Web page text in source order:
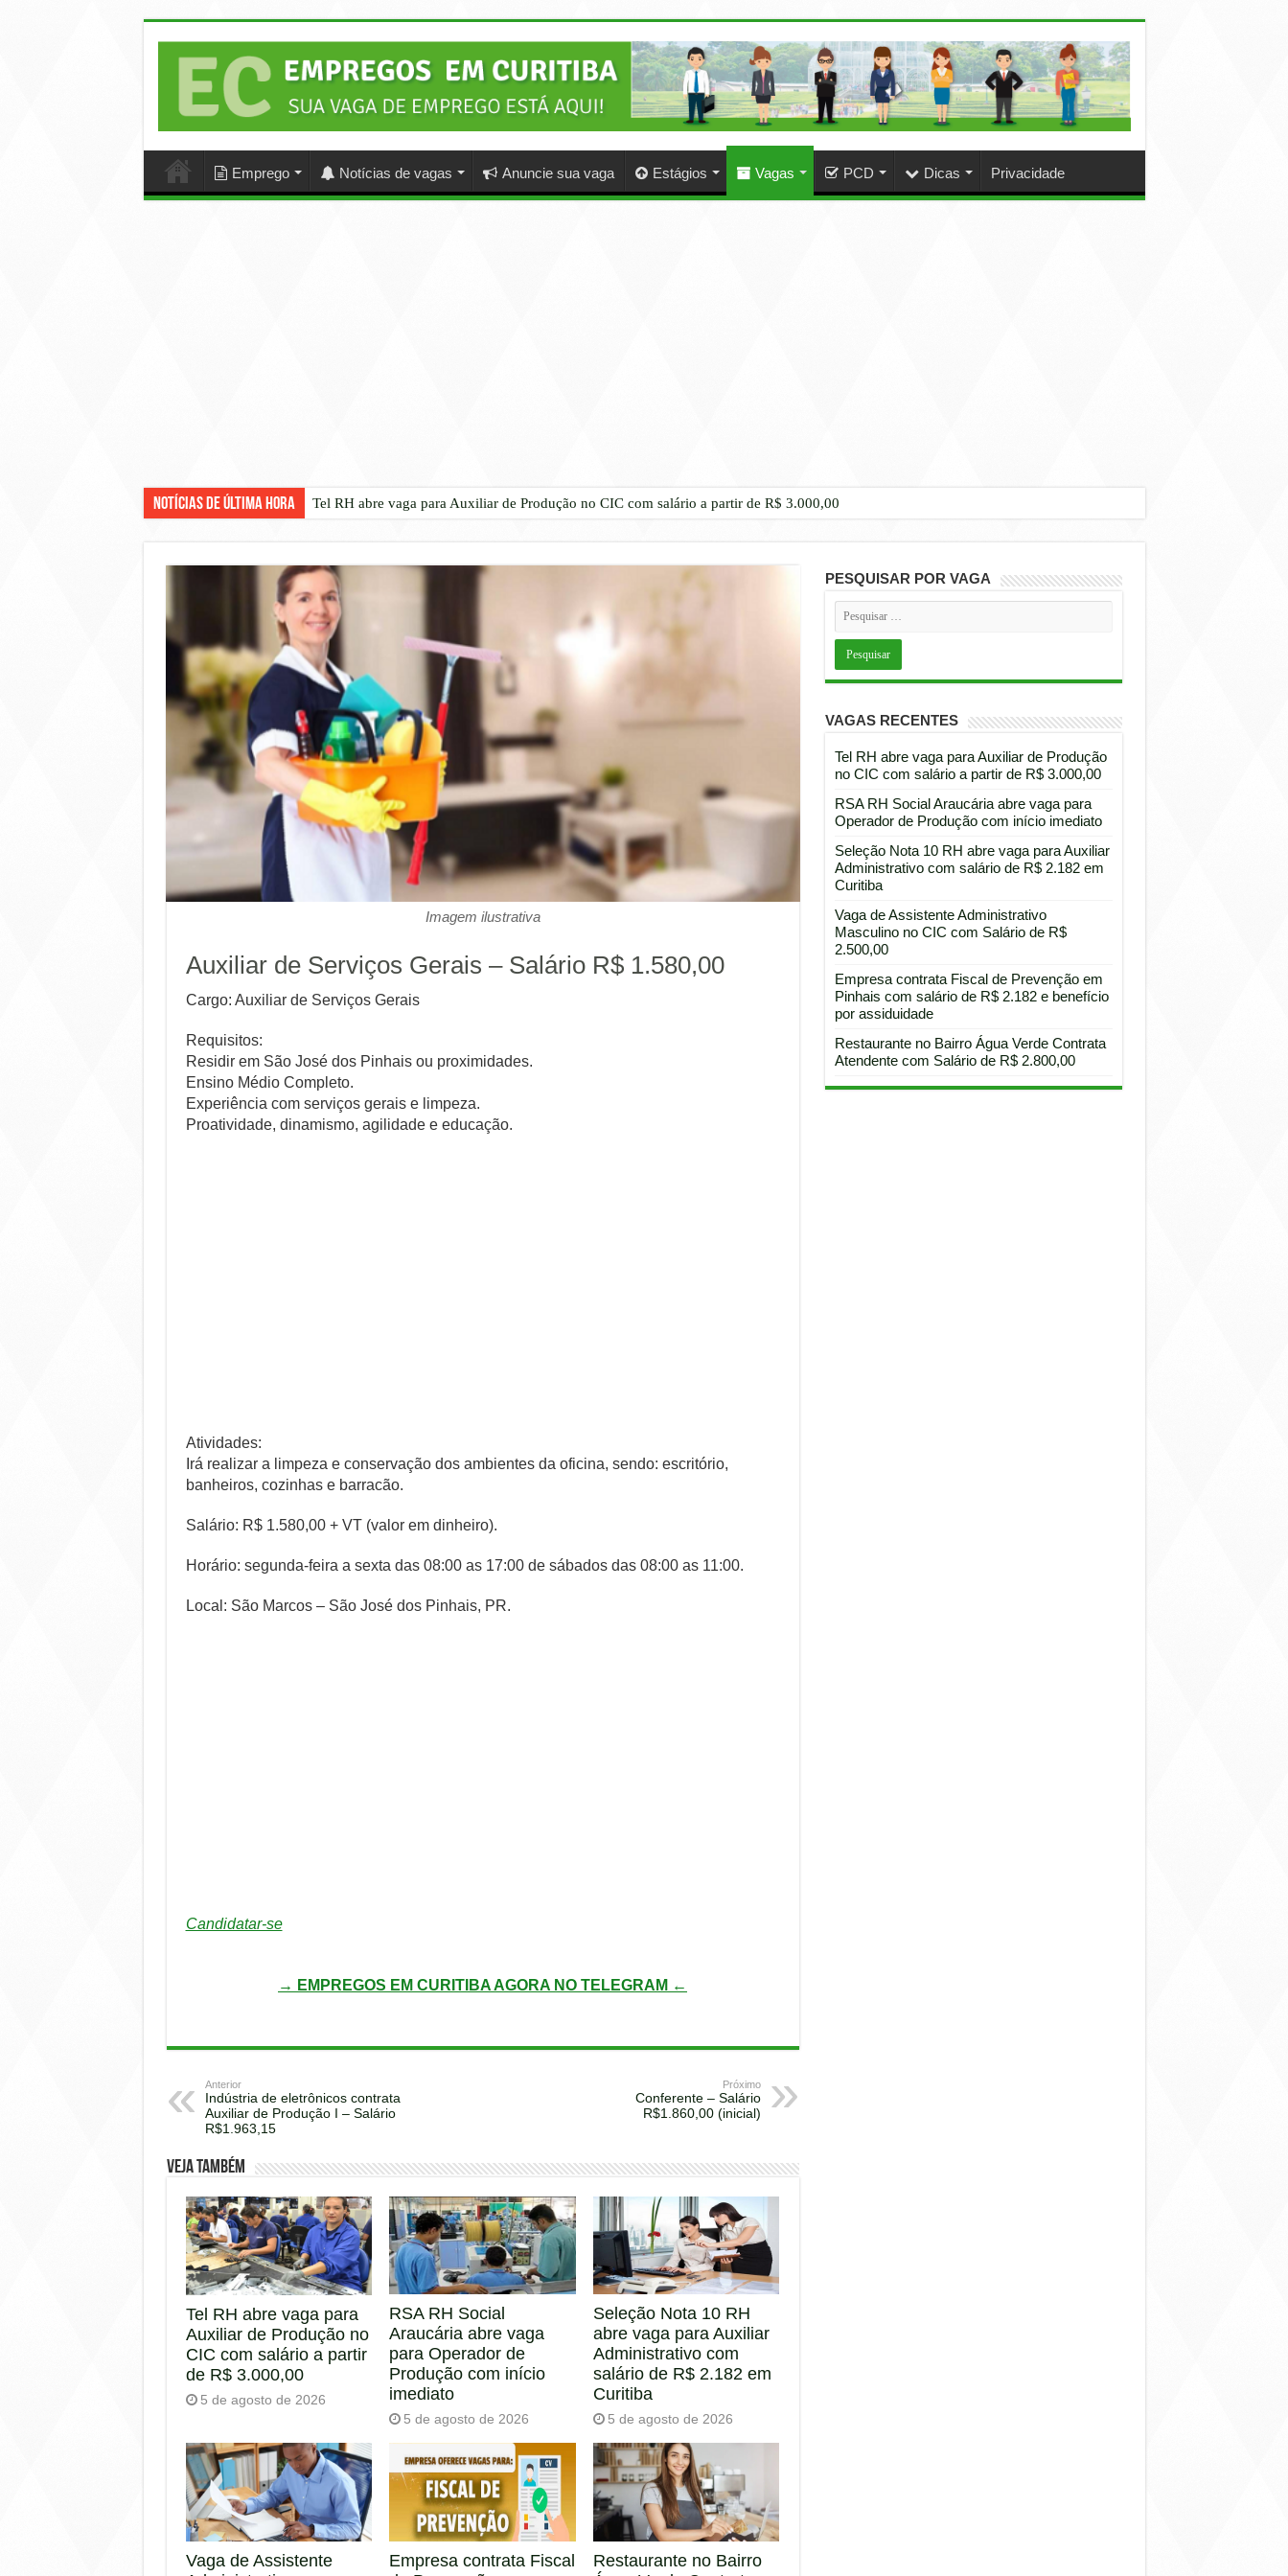
Emprego Notícias de vagas Anuncie sua vaga Estágios Vagas PCD Dicas Privacidade
Notícias de Última Hora Tel RH abre vaga para Auxiliar de Produção no CIC com salário a partir de R$ 3.000,00
Imagem ilustrativa
Auxiliar de Serviços Gerais – Salário R$ 1.580,00
Cargo: Auxiliar de Serviços Gerais
Requisitos:
Residir em São José dos Pinhais ou proximidades.
Ensino Médio Completo.
Experiência com serviços gerais e limpeza.
Proatividade, dinamismo, agilidade e educação.
Atividades:
Irá realizar a limpeza e conservação dos ambientes da oficina, sendo: escritório,
banheiros, cozinhas e barracão.
Salário: R$ 1.580,00 + VT (valor em dinheiro).
Horário: segunda-feira a sexta das 08:00 as 17:00 de sábados das 08:00 as 11:00.
Local: São Marcos – São José dos Pinhais, PR.
Candidatar-se
→ EMPREGOS EM CURITIBA AGORA NO TELEGRAM ←
Anterior
Indústria de eletrônicos contrata
Auxiliar de Produção I – Salário
R$1.963,15
Próximo
Conferente – Salário
R$1.860,00 (inicial)
Veja também
Tel RH abre vaga para
Auxiliar de Produção no
CIC com salário a partir
de R$ 3.000,00
5 de agosto de 2026
RSA RH Social
Araucária abre vaga
para Operador de
Produção com início
imediato
5 de agosto de 2026
Seleção Nota 10 RH
abre vaga para Auxiliar
Administrativo com
salário de R$ 2.182 em
Curitiba
5 de agosto de 2026
Vaga de Assistente
Empresa contrata Fiscal
Restaurante no Bairro
PESQUISAR POR VAGA
VAGAS RECENTES
Tel RH abre vaga para Auxiliar de Produção
no CIC com salário a partir de R$ 3.000,00
RSA RH Social Araucária abre vaga para
Operador de Produção com início imediato
Seleção Nota 10 RH abre vaga para Auxiliar
Administrativo com salário de R$ 2.182 em
Curitiba
Vaga de Assistente Administrativo
Masculino no CIC com Salário de R$
2.500,00
Empresa contrata Fiscal de Prevenção em
Pinhais com salário de R$ 2.182 e benefício
por assiduidade
Restaurante no Bairro Água Verde Contrata
Atendente com Salário de R$ 2.800,00